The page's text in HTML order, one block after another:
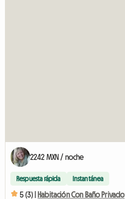
2242 MXN / noche
Respuesta rápida Instantánea
5 (3) | Habitación Con Baño Privado